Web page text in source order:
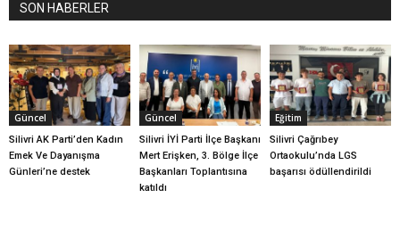
SON HABERLER
Güncel
Silivri AK Parti’den Kadın
Emek Ve Dayanışma
Günleri’ne destek
Güncel
Silivri İYİ Parti İlçe Başkanı
Mert Erişken, 3. Bölge İlçe
Başkanları Toplantısına
katıldı
Eğitim
Silivri Çağrıbey
Ortaokulu’nda LGS
başarısı ödüllendirildi